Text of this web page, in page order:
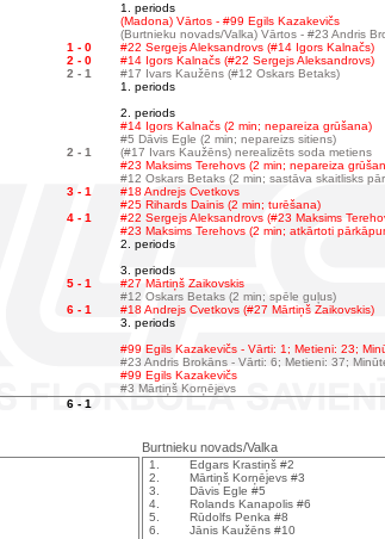
1. periods
(Madona) Vārtos - #99 Egils Kazakevičs
(Burtnieku novads/Valka) Vārtos - #23 Andris
1 - 0
#22 Sergejs Aleksandrovs (#14 Igors Kalnačs)
2 - 0
#14 Igors Kalnačs (#22 Sergejs Aleksandrovs)
2 - 1
#17 Ivars Kaužēns (#12 Oskars Betaks)
1. periods
2. periods
#14 Igors Kalnačs (2 min; nepareiza grūšana)
#5 Dāvis Egle (2 min; nepareizs sitiens)
2 - 1
(#17 Ivars Kaužēns) nerealizēts soda metiens
#23 Maksims Terehovs (2 min; nepareiza
#12 Oskars Betaks (2 min; sastāva skaitlisks
3 - 1
#18 Andrejs Cvetkovs
#25 Rihards Dainis (2 min; turēšana)
4 - 1
#22 Sergejs Aleksandrovs (#23 Maksims
#23 Maksims Terehovs (2 min; atkārtoti
2. periods
3. periods
5 - 1
#27 Mārtiņš Zaikovskis
#12 Oskars Betaks (2 min; spēle guļus)
6 - 1
#18 Andrejs Cvetkovs (#27 Mārtiņš Zaikovskis)
3. periods
#99 Egils Kazakevičs - Vārti: 1; Metieni: 23;
#23 Andris Brokāns - Vārti: 6; Metieni: 37;
#99 Egils Kazakevičs
#3 Mārtiņš Korņējevs
6 - 1
Burtnieku novads/Valka
1.
Edgars Krastiņš #2
2.
Mārtiņš Korņējevs #3
3.
Dāvis Egle #5
4.
Rolands Kanapolis #6
5.
Rūdolfs Penka #8
6.
Jānis Kaužēns #10